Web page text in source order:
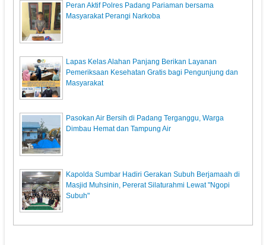
Peran Aktif Polres Padang Pariaman bersama
Masyarakat Perangi Narkoba
Lapas Kelas Alahan Panjang Berikan Layanan
Pemeriksaan Kesehatan Gratis bagi Pengunjung dan
Masyarakat
Pasokan Air Bersih di Padang Terganggu, Warga
Dimbau Hemat dan Tampung Air
Kapolda Sumbar Hadiri Gerakan Subuh Berjamaah di
Masjid Muhsinin, Pererat Silaturahmi Lewat "Ngopi
Subuh"